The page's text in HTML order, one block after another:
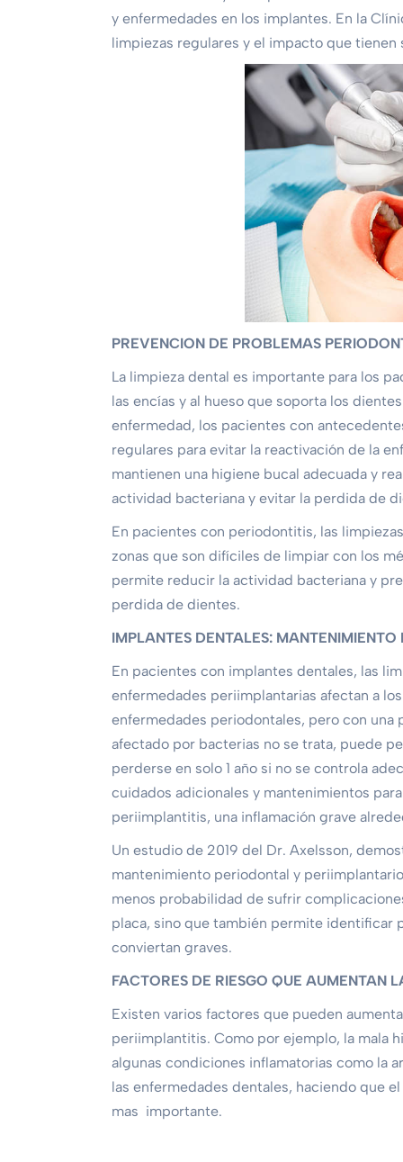
y enfermedades en los implantes. En la
limpiezas regulares y el impacto que
PREVENCION DE PROBLEMAS
La limpieza dental es importante para los
las encías y al hueso que soporta los
enfermedad, los pacientes con
regulares para evitar la reactivación de la
mantienen una higiene bucal adecuada y
actividad bacteriana y evitar la perdida de
En pacientes con periodontitis, las
zonas que son difíciles de limpiar con los
permite reducir la actividad bacteriana y
perdida de dientes.
IMPLANTES DENTALES: MANTENIMIENTO
En pacientes con implantes dentales, las
enfermedades periimplantarias afectan a
enfermedades periodontales, pero con una
afectado por bacterias no se trata, puede
perderse en solo 1 año si no se controla
cuidados adicionales y mantenimientos
periimplantitis, una inflamación grave
Un estudio de 2019 del Dr. Axelsson,
mantenimiento periodontal y
menos probabilidad de sufrir
placa, sino que también permite identificar
conviertan graves.
FACTORES DE RIESGO QUE AUMENTAN
Existen varios factores que pueden
periimplantitis. Como por ejemplo, la mala
algunas condiciones inflamatorias como la
las enfermedades dentales, haciendo que
mas importante.